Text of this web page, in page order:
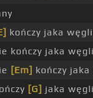
kończy jaka
kończy jaka
[Em] kończy
[G] jaka